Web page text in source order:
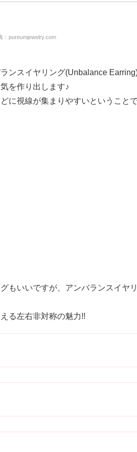
：pureumjewelry.com
ンスイヤリング(Unbalance
を作り出します♪
に視線が集まりやすいということで
もいいですが、アンバランスイヤ
る左右非対称の魅力!!